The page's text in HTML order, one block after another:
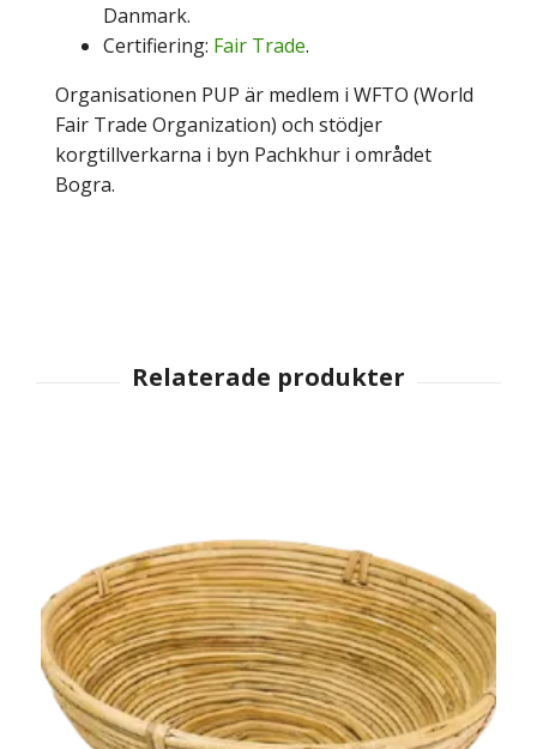
Danmark.
Certifiering: Fair Trade.
Organisationen PUP är medlem i WFTO (World
Fair Trade Organization) och stödjer
korgtillverkarna i byn Pachkhur i området
Bogra.